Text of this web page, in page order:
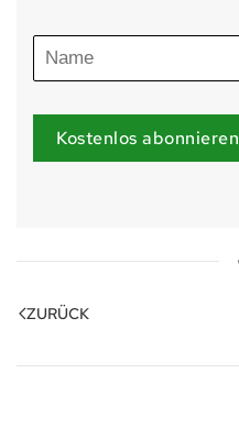
Kostenlos abonnieren
ZURÜCK